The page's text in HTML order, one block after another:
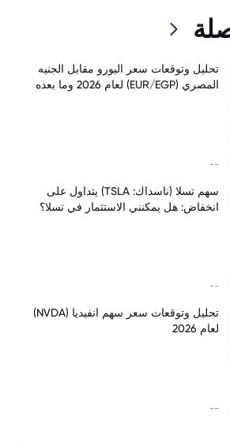
تحليل وتوقعات سعر اليورو مقابل الجنيه
المصري (EUR/EGP) لعام 2026 وما بعده
--
سهم تسلا (ناسداك: TSLA) يتداول على
انخفاض: هل يمكنني الاستثمار في تسلا؟
--
تحليل وتوقعات سعر سهم انفيديا (NVDA)
لعام 2026
--